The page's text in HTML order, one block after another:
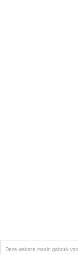
Deze website maakt gebruik